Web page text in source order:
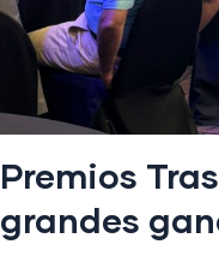
Premios
grandes